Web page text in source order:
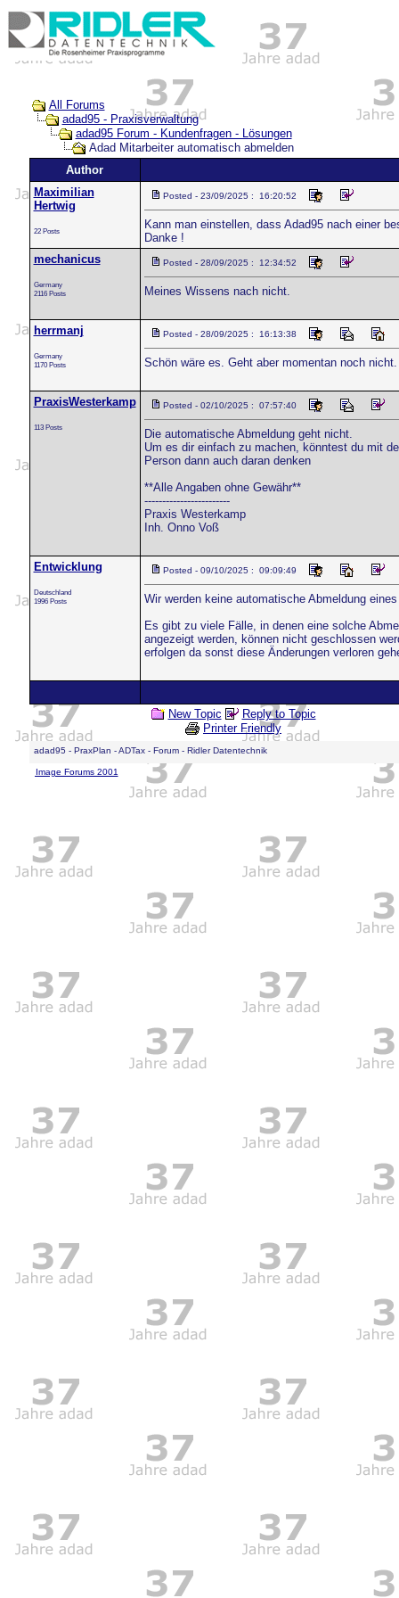
All Forums
adad95 - Praxisverwaltung
adad95 Forum - Kundenfragen - Lösungen
Adad Mitarbeiter automatisch abmelden
Author
Maximilian
Hertwig
22 Posts
Posted - 23/09/2025 : 16:20:52
Kann man einstellen, dass Adad95 nach einer
Danke !
mechanicus
Germany
2116 Posts
Posted - 28/09/2025 : 12:34:52
Meines Wissens nach nicht.
herrmanj
Germany
1170 Posts
Posted - 28/09/2025 : 16:13:38
Schön wäre es. Geht aber momentan noch nicht.
PraxisWesterkamp
113 Posts
Posted - 02/10/2025 : 07:57:40
Die automatische Abmeldung geht nicht.
Um es dir einfach zu machen, könntest du mit
Person dann auch daran denken
**Alle Angaben ohne Gewähr**
------------------------
Praxis Westerkamp
Inh. Onno Voß
Entwicklung
Deutschland
1996 Posts
Posted - 09/10/2025 : 09:09:49
Wir werden keine automatische Abmeldung
Es gibt zu viele Fälle, in denen eine solche
angezeigt werden, können nicht geschlossen
erfolgen da sonst diese Änderungen verloren
New Topic
Reply to Topic
Printer Friendly
adad95 - PraxPlan - ADTax - Forum - Ridler Datentechnik
Image Forums 2001